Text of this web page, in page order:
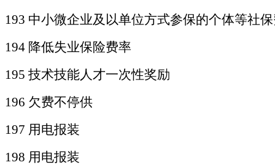
193 中小微企业及以单位方式参保的个体等社
194 降低失业保险费率
195 技术技能人才一次性奖励
196 欠费不停供
197 用电报装
198 用电报装